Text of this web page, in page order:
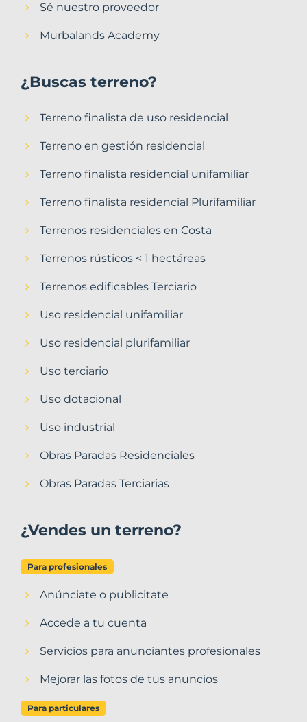
Sé nuestro proveedor
Murbalands Academy
¿Buscas terreno?
Terreno finalista de uso residencial
Terreno en gestión residencial
Terreno finalista residencial unifamiliar
Terreno finalista residencial Plurifamiliar
Terrenos residenciales en Costa
Terrenos rústicos < 1 hectáreas
Terrenos edificables Terciario
Uso residencial unifamiliar
Uso residencial plurifamiliar
Uso terciario
Uso dotacional
Uso industrial
Obras Paradas Residenciales
Obras Paradas Terciarias
¿Vendes un terreno?
Para profesionales
Anúnciate o publicitate
Accede a tu cuenta
Servicios para anunciantes profesionales
Mejorar las fotos de tus anuncios
Para particulares